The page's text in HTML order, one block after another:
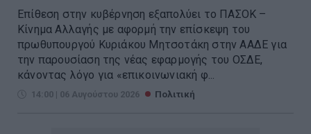
Επίθεση στην κυβέρνηση εξαπολύει το ΠΑΣΟΚ –
Κίνημα Αλλαγής με αφορμή την επίσκεψη του
πρωθυπουργού Κυριάκου Μητσοτάκη στην ΑΑΔΕ για
την παρουσίαση της νέας εφαρμογής του ΟΣΔΕ,
κάνοντας λόγο για «επικοινωνιακή φ...
14:00 | 06 Αυγούστου 2026 Πολιτική